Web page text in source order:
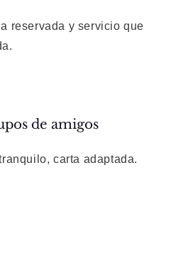
reservada y servicio que
de amigos
carta adaptada.